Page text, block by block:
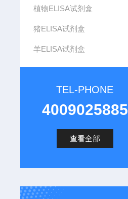
植物ELISA试剂盒
猪ELISA试剂盒
羊ELISA试剂盒
TEL-PHONE
4009025885
查看全部